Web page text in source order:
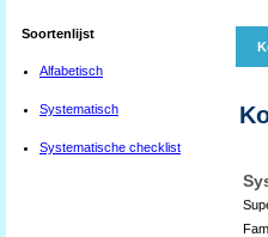
Soortenlijst
Alfabetisch
Systematisch
Systematische checklist